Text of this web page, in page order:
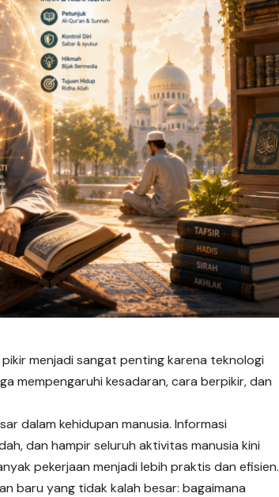
menjadi sangat penting karena teknologi
mempengaruhi kesadaran, cara berpikir, dan
dalam kehidupan manusia. Informasi
dan hampir seluruh aktivitas manusia kini
pekerjaan menjadi lebih praktis dan efisien.
baru yang tidak kalah besar: bagaimana